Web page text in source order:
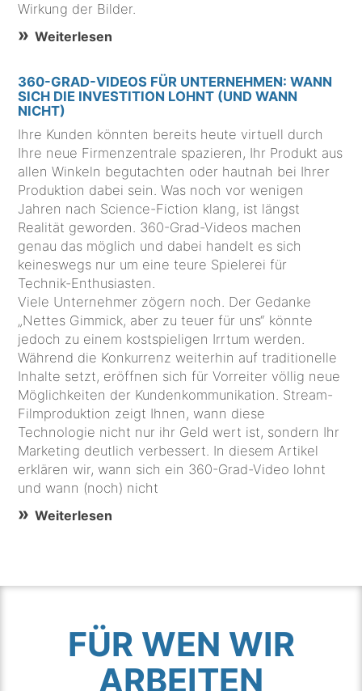
Wirkung der Bilder.
Weiterlesen
360-GRAD-VIDEOS FÜR UNTERNEHMEN: WANN
SICH DIE INVESTITION LOHNT (UND WANN
NICHT)
Ihre Kunden könnten bereits heute virtuell durch
Ihre neue Firmenzentrale spazieren, Ihr Produkt aus
allen Winkeln begutachten oder hautnah bei Ihrer
Produktion dabei sein. Was noch vor wenigen
Jahren nach Science-Fiction klang, ist längst
Realität geworden. 360-Grad-Videos machen
genau das möglich und dabei handelt es sich
keineswegs nur um eine teure Spielerei für
Technik-Enthusiasten.
Viele Unternehmer zögern noch. Der Gedanke
„Nettes Gimmick, aber zu teuer für uns“ könnte
jedoch zu einem kostspieligen Irrtum werden.
Während die Konkurrenz weiterhin auf traditionelle
Inhalte setzt, eröffnen sich für Vorreiter völlig neue
Möglichkeiten der Kundenkommunikation. Stream-
Filmproduktion zeigt Ihnen, wann diese
Technologie nicht nur ihr Geld wert ist, sondern Ihr
Marketing deutlich verbessert. In diesem Artikel
erklären wir, wann sich ein 360-Grad-Video lohnt
und wann (noch) nicht
Weiterlesen
FÜR WEN WIR
ARBEITEN